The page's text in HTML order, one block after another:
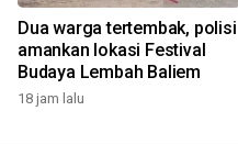
Dua warga tertembak, polisi
amankan lokasi Festival
Budaya Lembah Baliem
18 jam lalu